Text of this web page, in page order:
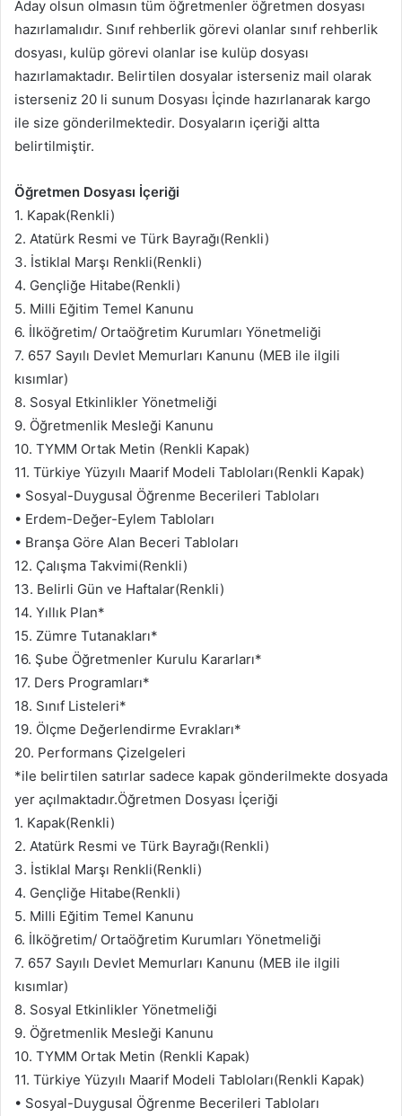
Aday olsun olmasın tüm öğretmenler öğretmen dosyası
hazırlamalıdır. Sınıf rehberlik görevi olanlar sınıf rehberlik
dosyası, kulüp görevi olanlar ise kulüp dosyası
hazırlamaktadır. Belirtilen dosyalar isterseniz mail olarak
isterseniz 20 li sunum Dosyası İçinde hazırlanarak kargo
ile size gönderilmektedir. Dosyaların içeriği altta
belirtilmiştir.
Öğretmen Dosyası İçeriği
1. Kapak(Renkli)
2. Atatürk Resmi ve Türk Bayrağı(Renkli)
3. İstiklal Marşı Renkli(Renkli)
4. Gençliğe Hitabe(Renkli)
5. Milli Eğitim Temel Kanunu
6. İlköğretim/ Ortaöğretim Kurumları Yönetmeliği
7. 657 Sayılı Devlet Memurları Kanunu (MEB ile ilgili
kısımlar)
8. Sosyal Etkinlikler Yönetmeliği
9. Öğretmenlik Mesleği Kanunu
10. TYMM Ortak Metin (Renkli Kapak)
11. Türkiye Yüzyılı Maarif Modeli Tabloları(Renkli Kapak)
• Sosyal-Duygusal Öğrenme Becerileri Tabloları
• Erdem-Değer-Eylem Tabloları
• Branşa Göre Alan Beceri Tabloları
12. Çalışma Takvimi(Renkli)
13. Belirli Gün ve Haftalar(Renkli)
14. Yıllık Plan*
15. Zümre Tutanakları*
16. Şube Öğretmenler Kurulu Kararları*
17. Ders Programları*
18. Sınıf Listeleri*
19. Ölçme Değerlendirme Evrakları*
20. Performans Çizelgeleri
*ile belirtilen satırlar sadece kapak gönderilmekte dosyada
yer açılmaktadır.Öğretmen Dosyası İçeriği
1. Kapak(Renkli)
2. Atatürk Resmi ve Türk Bayrağı(Renkli)
3. İstiklal Marşı Renkli(Renkli)
4. Gençliğe Hitabe(Renkli)
5. Milli Eğitim Temel Kanunu
6. İlköğretim/ Ortaöğretim Kurumları Yönetmeliği
7. 657 Sayılı Devlet Memurları Kanunu (MEB ile ilgili
kısımlar)
8. Sosyal Etkinlikler Yönetmeliği
9. Öğretmenlik Mesleği Kanunu
10. TYMM Ortak Metin (Renkli Kapak)
11. Türkiye Yüzyılı Maarif Modeli Tabloları(Renkli Kapak)
• Sosyal-Duygusal Öğrenme Becerileri Tabloları